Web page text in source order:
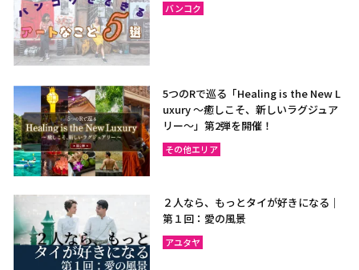
バンコク
5つのRで巡る「Healing is the New L
uxury ～癒しこそ、新しいラグジュア
リー〜」第2弾を開催！
その他エリア
２人なら、もっとタイが好きになる｜
第１回：愛の風景
アユタヤ